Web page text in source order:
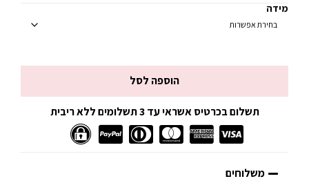
מידה
הוספה לסל
תשלום בכרטיס אשראי עד 3 תשלומים ללא ריבית
משלוחים